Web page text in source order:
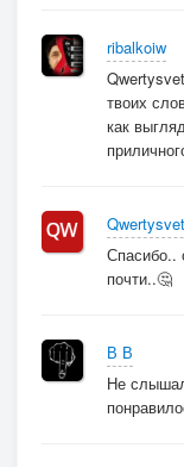
ribalkoiw
твоих
как
Спасибо..
почти..🤔
В В
Не